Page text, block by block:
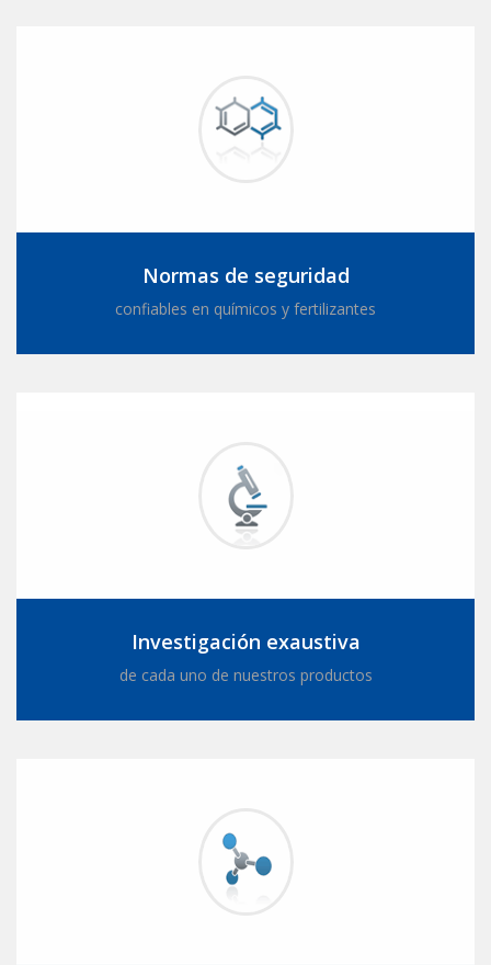
Normas de seguridad
confiables en químicos y fertilizantes
Investigación exaustiva
de cada uno de nuestros productos